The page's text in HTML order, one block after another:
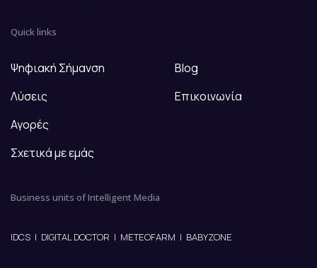
Quick links
Ψηφιακή Σήμανση
Λύσεις
Αγορές
Σχετικά με εμάς
Blog
Επικοινωνία
Business units of Intelligent Media
IDCS | DIGITAL DOCTOR | METEOFARM | BABYZONE